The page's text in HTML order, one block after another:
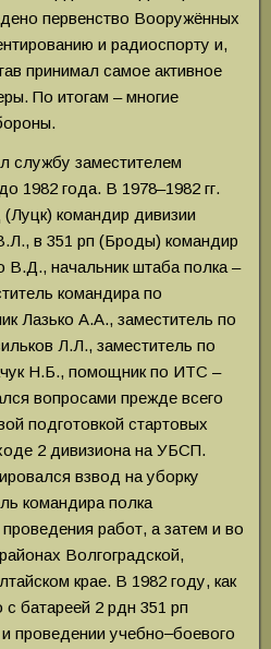
первенство Вооружённых
и радиоспорту и,
принимал самое активное
По итогам – многие
службу заместителем
1982 года. В 1978–1982 гг.
командир дивизии
в 351 рп (Броды) командир
В.Д., начальник штаба полка –
командира по
Лазько А.А., заместитель по
Л.Л., заместитель по
Н.Б., помощник по ИТС –
вопросами прежде всего
подготовкой стартовых
2 дивизиона на УБСП.
взвод на уборку
командира полка
работ, а затем и во
Волгоградской,
крае. В 1982 году, как
батареей 2 рдн 351 рп
проведении учебно‒боевого